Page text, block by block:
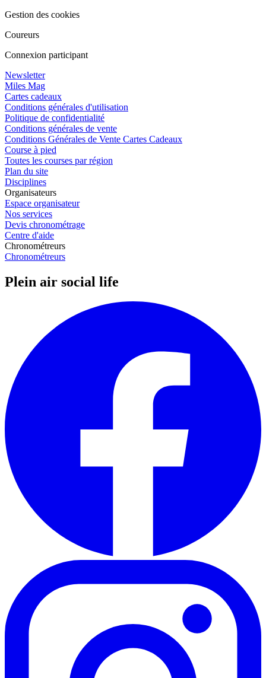
Gestion des cookies
Coureurs
Connexion participant
Newsletter
Miles Mag
Cartes cadeaux
Conditions générales d'utilisation
Politique de confidentialité
Conditions générales de vente
Conditions Générales de Vente Cartes Cadeaux
Course à pied
Toutes les courses par région
Plan du site
Disciplines
Organisateurs
Espace organisateur
Nos services
Devis chronométrage
Centre d'aide
Chronométreurs
Chronométreurs
Plein air social life